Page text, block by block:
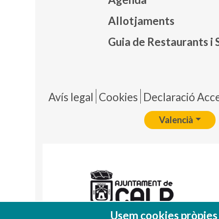
Allotjaments
Guia de Restaurants i
Pie
Avís legal Cookies Declaració
Valencià
Usem cookies